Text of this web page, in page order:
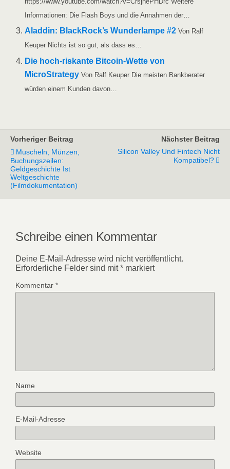
Infor­ma­tio­nen: Die Flash Boys und die Annah­men der…
Alad­din: BlackRock’s Wun­der­lam­pe #2 Von Ralf
Keu­per Nichts ist so gut, als dass es…
Die hoch-ris­­kan­­te Bit­­co­in-Wet­­te von
MicroStra­tegy Von Ralf Keu­per Die meis­ten Bank­be­ra­ter
wür­den einem Kun­den davon…
Vorheriger Beitrag
Muscheln, Münzen,
Buchungszeilen:
Geldgeschichte Ist
Weltgeschichte
(Filmdokumentation)
Nächster Beitrag
Silicon Valley Und Fintech Nicht
Kompatibel?
Schreibe einen Kommentar
Deine E-Mail-Adresse wird nicht veröffentlicht.
Erforderliche Felder sind mit* markiert
Kommentar *
Name
E-Mail-Adresse
Website